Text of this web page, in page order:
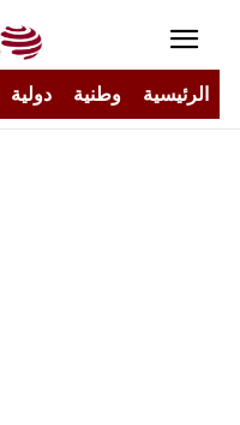
الرئيسية وطنية دولية